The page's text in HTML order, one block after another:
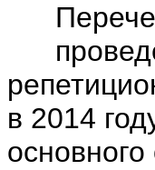
в 2014